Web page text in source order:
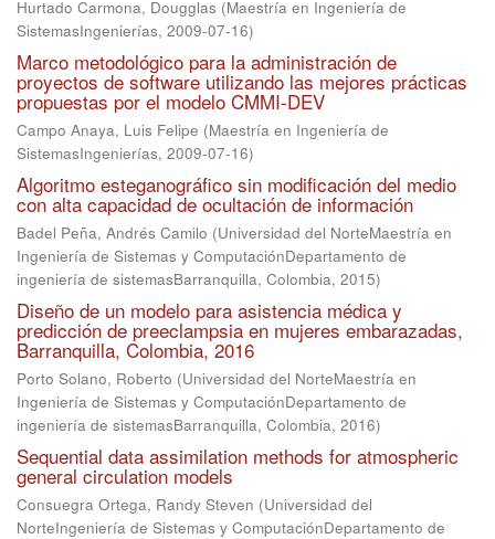
Hurtado Carmona, Dougglas (Maestría en Ingeniería de
SistemasIngenierías, 2009-07-16)
Marco metodológico para la administración de
proyectos de software utilizando las mejores prácticas
propuestas por el modelo CMMI-DEV
Campo Anaya, Luis Felipe (Maestría en Ingeniería de
SistemasIngenierías, 2009-07-16)
Algoritmo esteganográfico sin modificación del medio
con alta capacidad de ocultación de información
Badel Peña, Andrés Camilo (Universidad del NorteMaestría en
Ingeniería de Sistemas y ComputaciónDepartamento de
ingeniería de sistemasBarranquilla, Colombia, 2015)
Diseño de un modelo para asistencia médica y
predicción de preeclampsia en mujeres embarazadas,
Barranquilla, Colombia, 2016
Porto Solano, Roberto (Universidad del NorteMaestría en
Ingeniería de Sistemas y ComputaciónDepartamento de
ingeniería de sistemasBarranquilla, Colombia, 2016)
Sequential data assimilation methods for atmospheric
general circulation models
Consuegra Ortega, Randy Steven (Universidad del
NorteIngeniería de Sistemas y ComputaciónDepartamento de